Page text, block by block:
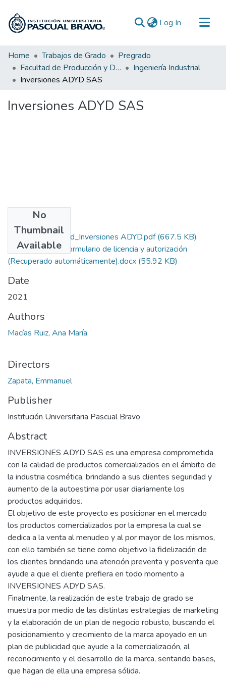
Log In (current)
Communities & Collections
All of DSpace
Statistics
Home Trabajos de Grado
Pregrado
Facultad de Producción y Diseño
Ingeniería Industrial
Inversiones ADYD SAS
Inversiones ADYD SAS
No
Thumbnail
Available
Rep_IUPB_Ing_Ind_Inversiones ADYD.pdf(667.5 KB)
GDO-FR-95 Formulario de licencia y autorización
(Recuperado automáticamente).docx (55.92 KB)
Date
2021
Authors
Macías Ruiz, Ana María
Directors
Zapata, Emmanuel
Publisher
Institución Universitaria Pascual Bravo
Abstract
INVERSIONES ADYD SAS es una empresa comprometida
con la calidad de productos comercializados en el ámbito de
la industria cosmética, brindando a sus clientes seguridad y
aumento de la autoestima por usar diariamente los
productos adquiridos.
El objetivo de este proyecto es posicionar en el mercado
los productos comercializados por la empresa la cual se
dedica a la venta al menudeo y al por mayor de los mismos,
con ello también se tiene como objetivo la fidelización de
los clientes brindando una atención preventa y posventa que
ayude a que el cliente prefiera en todo momento a
INVERSIONES ADYD SAS.
Finalmente, la realización de este trabajo de grado se
muestra por medio de las distintas estrategias de marketing
y la elaboración de un plan de negocio robusto, buscando el
posicionamiento y crecimiento de la marca apoyado en un
plan de publicidad que ayude a la comercialización, al
reconocimiento y el desarrollo de la marca, sentando bases,
que hagan de ella una empresa sólida.